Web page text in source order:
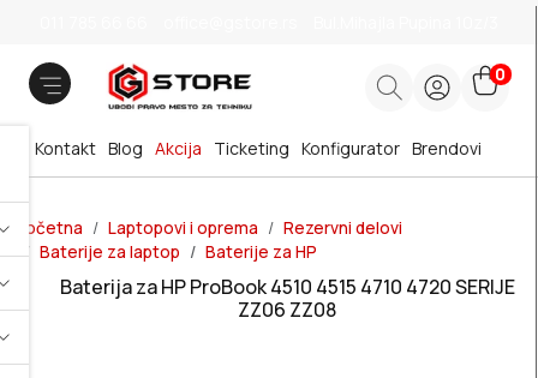
0
Brendovi
Blog Akcija
Kontakt Ticketing Konfigurator
Početna Laptopovi i oprema
Rezervni delovi
Baterije za laptop
Baterije za HP
Baterija za HP ProBook 4510 4515 4710 4720 SERIJE
ZZ06 ZZ08